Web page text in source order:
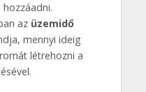
az üzemidő
mennyi ideig
létrehozni a